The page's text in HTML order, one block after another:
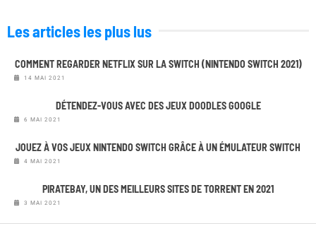
Les articles les plus lus
COMMENT REGARDER NETFLIX SUR LA SWITCH (NINTENDO SWITCH 2021)
14 MAI 2021
DÉTENDEZ-VOUS AVEC DES JEUX DOODLES GOOGLE
6 MAI 2021
JOUEZ À VOS JEUX NINTENDO SWITCH GRÂCE À UN ÉMULATEUR SWITCH
4 MAI 2021
PIRATEBAY, UN DES MEILLEURS SITES DE TORRENT EN 2021
3 MAI 2021